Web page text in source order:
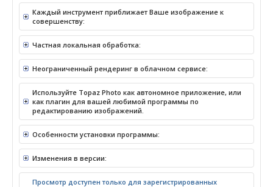
Каждый инструмент приближает Ваше изображение к
совершенству:
Частная локальная обработка:
Неограниченный рендеринг в облачном сервисе:
Используйте Topaz Photo как автономное приложение, или
как плагин для вашей любимой программы по
редактированию изображений.
Особенности установки программы:
Изменения в версии:
Просмотр доступен только для зарегистрированных